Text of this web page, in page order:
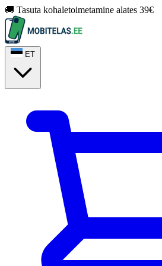
🚚 Tasuta kohaletoimetamine alates 39€
ET